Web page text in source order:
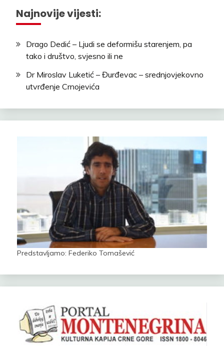
Najnovije vijesti:
Drago Dedić – Ljudi se deformišu starenjem, pa
tako i društvo, svjesno ili ne
Dr Miroslav Luketić – Đurđevac – srednjovjekovno
utvrđenje Crnojevića
Predstavljamo: Federiko Tomašević